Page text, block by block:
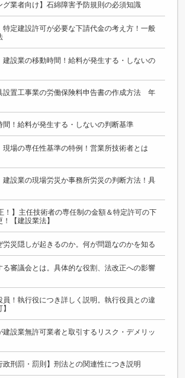
グ業者向け】石綿障害予防規則の必須知識
特定建設許可が必要な下請代金の考え方！一般
建設業の移動時間！給料が発生する・しないの
設置工事業の労働保険料申告書の作成方法 年
間！給料が発生する・しないの判断基準
現場の専任性基準の特例！営業所技術者とは
建設業の現場労災か事務所労災の判断方法！具
！】主任技術者の専任制の金額＆特定許可の下
【建設業法】
労災隠しが起きるのか。何が問題なのかを知る
る審議会とは。具体的な役割、法改正への影響
員！執行役につき詳しく説明。執行役員との違
建設業無許可業者と取引するリスク・デメリッ
政刑罰・罰則】刑法との関連性につき説明